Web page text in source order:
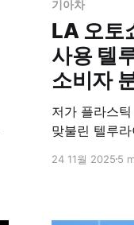
기아차
LA 오토
사용 텔
소비자
저가 플라스
맞불린 텔루
24 11월 20255